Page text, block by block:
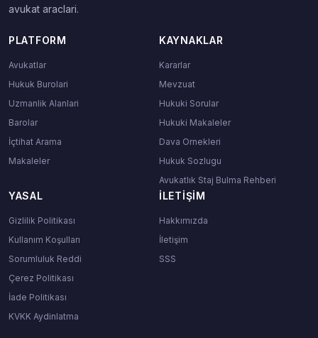
avukat araclari.
PLATFORM
Avukatlar
Hukuk Burolari
Uzmanlik Alanlari
Barolar
İçtihat Arama
Makaleler
KAYNAKLAR
Kararlar
Mevzuat
Hukuki Sorular
Hukuki Makaleler
Dava Ornekleri
Hukuk Sozlugu
Avukatlık Staj Bulma Rehberi
YASAL
Gizlilik Politikası
Kullanım Koşulları
Sorumluluk Reddi
Çerez Politikası
İade Politikası
KVKK Aydinlatma
İLETIŞIM
Hakkımızda
İletişim
SSS